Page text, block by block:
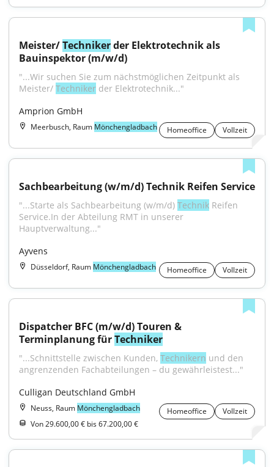
Meister/ Techniker der Elektrotechnik als
Bauinspektor (m/w/d)
"...Wir suchen Sie zum nächstmöglichen Zeitpunkt als
Meister/ Techniker der Elektrotechnik..."
Amprion GmbH
Meerbusch, Raum Mönchengladbach Homeoffice Vollzeit
Sachbearbeitung (w/m/d) Technik Reifen Service
"...Starte als Sachbearbeitung (w/m/d) Technik Reifen
Service.In der Abteilung RMT in unserer
Hauptverwaltung..."
Ayvens
Düsseldorf, Raum Mönchengladbach Homeoffice Vollzeit
Dispatcher BFC (m/w/d) Touren &
Terminplanung für Techniker
"...Schnittstelle zwischen Kunden, Technikern und den
angrenzenden Fachabteilungen – du gewährleistest..."
Culligan Deutschland GmbH
Neuss, Raum Mönchengladbach Homeoffice
Vollzeit
Von 29.600,00 € bis 67.200,00 €